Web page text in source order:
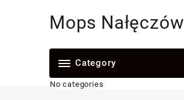
Mops Nałęczów
Category
No categories